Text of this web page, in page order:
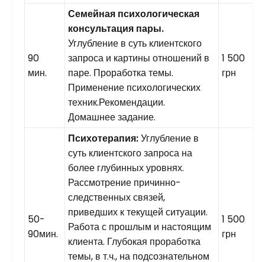
90
мин.
Семейная психологическая
консультация пары.
Углубление в суть клиентского
запроса и картины отношений в
паре. Проработка темы.
Применение психологических
техник.Рекомендации.
Домашнее задание.
1 500
грн
50-
90мин.
Психотерапия:Углубление в
суть клиентского запроса на
более глубинных уровнях.
Рассмотрение причинно-
следственных связей,
приведших к текущей ситуации.
Работа с прошлым и настоящим
клиента. Глубокая проработка
темы, в т.ч., на подсознательном
1 500
грн